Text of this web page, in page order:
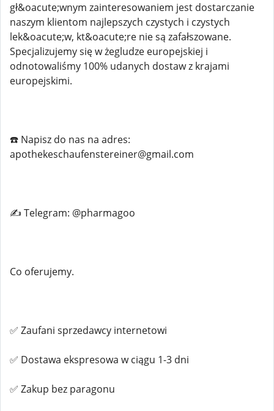
gł&oacute;wnym zainteresowaniem jest dostarczanie
naszym klientom najlepszych czystych i czystych
lek&oacute;w, kt&oacute;re nie są zafałszowane.
Specjalizujemy się w żegludze europejskiej i
odnotowaliśmy 100% udanych dostaw z krajami
europejskimi.
☎️ Napisz do nas na adres:
apothekeschaufenstereiner@gmail.com
✍️ Telegram: @pharmagoo
Co oferujemy.
✅ Zaufani sprzedawcy internetowi
✅ Dostawa ekspresowa w ciągu 1-3 dni
✅ Zakup bez paragonu